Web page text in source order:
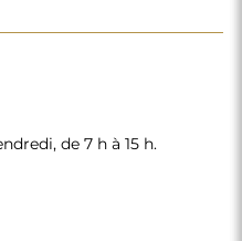
de 7 h à 15 h.